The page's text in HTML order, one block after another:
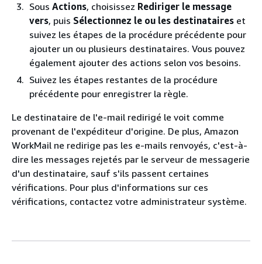
Sous Actions, choisissez Rediriger le message
vers, puis Sélectionnez le ou les destinataires et
suivez les étapes de la procédure précédente pour
ajouter un ou plusieurs destinataires. Vous pouvez
également ajouter des actions selon vos besoins.
Suivez les étapes restantes de la procédure
précédente pour enregistrer la règle.
Le destinataire de l'e-mail redirigé le voit comme
provenant de l'expéditeur d'origine. De plus, Amazon
WorkMail ne redirige pas les e-mails renvoyés, c'est-à-
dire les messages rejetés par le serveur de messagerie
d'un destinataire, sauf s'ils passent certaines
vérifications. Pour plus d'informations sur ces
vérifications, contactez votre administrateur système.